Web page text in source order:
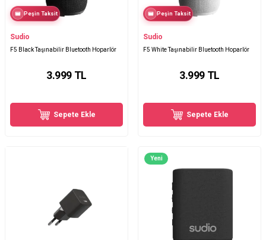
Peşin Taksit
Sudio
F5 Black Taşınabilir Bluetooth Hoparlör
3.999 TL
Sepete Ekle
Peşin Taksit
Sudio
F5 White Taşınabilir Bluetooth Hoparlör
3.999 TL
Sepete Ekle
Yeni